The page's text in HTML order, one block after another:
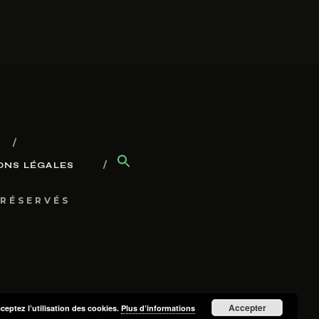
LÉGALES
l’utilisation des cookies. Plus d’informations Accepter